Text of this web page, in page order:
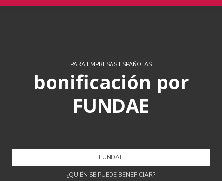
PARA EMPRESAS ESPAÑOLAS
bonificación por
FUNDAE
FUNDAE
¿QUIÉN SE PUEDE BENEFICIAR?